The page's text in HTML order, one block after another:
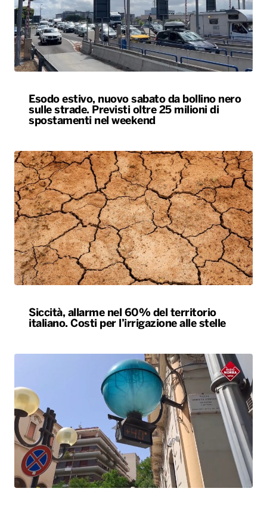
Esodo estivo, nuovo sabato da bollino nero
sulle strade. Previsti oltre 25 milioni di
spostamenti nel weekend
Siccità, allarme nel 60% del territorio
italiano. Costi per l’irrigazione alle stelle